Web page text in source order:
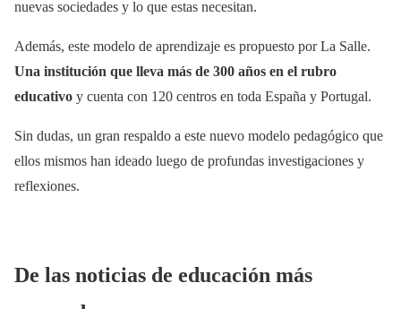
nuevas sociedades y lo que estas necesitan.
Además, este modelo de aprendizaje es propuesto por La Salle.
Una institución que lleva más de 300 años en el rubro
educativo y cuenta con 120 centros en toda España y Portugal.
Sin dudas, un gran respaldo a este nuevo modelo pedagógico que
ellos mismos han ideado luego de profundas investigaciones y
reflexiones.
De las noticias de educación más